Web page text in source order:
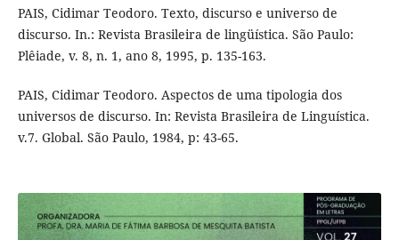
PAIS, Cidimar Teodoro. Texto, discurso e universo de
discurso. In.: Revista Brasileira de lingüística. São Paulo:
Plêiade, v. 8, n. 1, ano 8, 1995, p. 135-163.
PAIS, Cidimar Teodoro. Aspectos de uma tipologia dos
universos de discurso. In: Revista Brasileira de Linguística.
v.7. Global. São Paulo, 1984, p: 43-65.